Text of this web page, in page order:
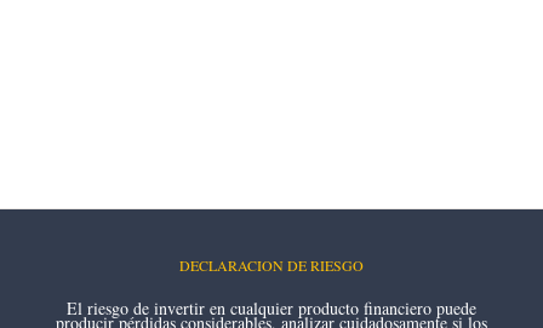
DECLARACION DE RIESGO
El riesgo de invertir en cualquier producto financiero puede
producir pérdidas considerables, analizar cuidadosamente si los